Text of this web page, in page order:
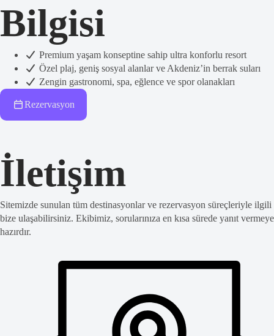
Bilgisi
Premium yaşam konseptine sahip ultra konforlu resort
Özel plaj, geniş sosyal alanlar ve Akdeniz’in berrak suları
Zengin gastronomi, spa, eğlence ve spor olanakları
Rezervasyon
İletişim
Sitemizde sunulan tüm destinasyonlar ve rezervasyon süreçleriyle ilgili
bize ulaşabilirsiniz. Ekibimiz, sorularınıza en kısa sürede yanıt vermeye
hazırdır.